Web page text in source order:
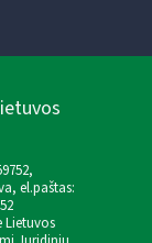
el.paštas:
Lietuvos